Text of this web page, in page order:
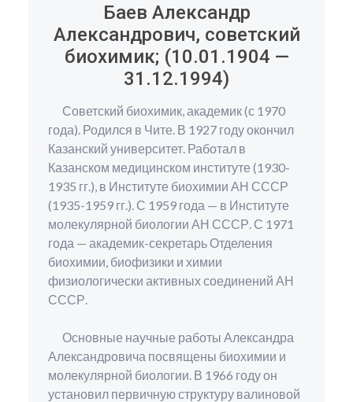
Баев Александр
Александрович, советский
биохимик; (10.01.1904 —
31.12.1994)
Советский биохимик, академик (с 1970
года). Родился в Чите. В 1927 году окончил
Казанский университет. Работал в
Казанском медицинском институте (1930-
1935 гг.), в Институте биохимии АН СССР
(1935-1959 гг.). С 1959 года — в Институте
молекулярной биологии АН СССР. С 1971
года — академик-секретарь Отделения
биохимии, биофизики и химии
физиологически активных соединений АН
СССР.
Основные научные работы Александра
Александровича посвящены биохимии и
молекулярной биологии. В 1966 году он
установил первичную структуру валиновой